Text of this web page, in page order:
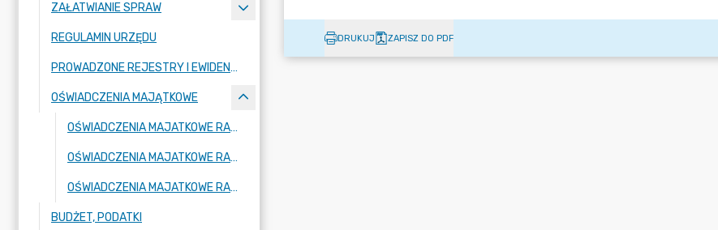
ZAŁATWIANIE SPRAW
REGULAMIN URZĘDU
PROWADZONE REJESTRY I EWIDENCJE
OŚWIADCZENIA MAJĄTKOWE
OŚWIADCZENIA MAJATKOWE RADNYCH NA POCZĄTEK KADENCJI 2024-2029
OŚWIADCZENIA MAJATKOWE RADNYCH ZA 2023 ROK
OŚWIADCZENIA MAJATKOWE RADNYCH NA KONIEC KADENCJI 2018-2024
BUDŻET, PODATKI
DRUKUJ ZAPISZ DO PDF